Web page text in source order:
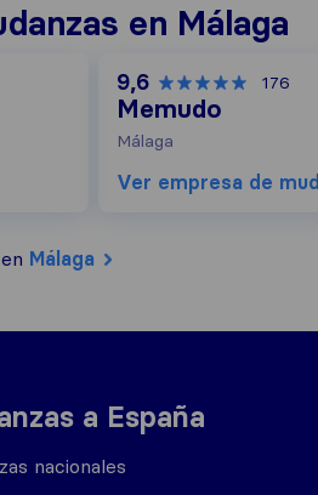
en Málaga
9,6 176
Memudo
Málaga
Ver empresa de
en Málaga
a España
nacionales